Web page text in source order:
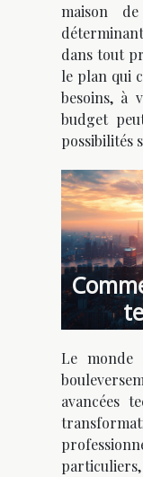
maison
dans tout
le plan qui
besoins, à
budget
possibilités
Le monde
avancées